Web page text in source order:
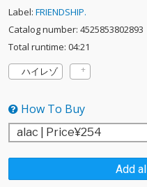
Label: FRIENDSHIP.
Catalog number: 4525853802893
Total runtime: 04:21
ハイレゾ
How To Buy
Add